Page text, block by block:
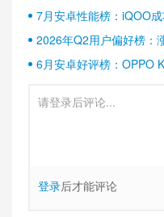
7月安卓性能榜：iQOO
2026年Q2用户偏好榜：
6月安卓好评榜：OPPO
登录后才能评论